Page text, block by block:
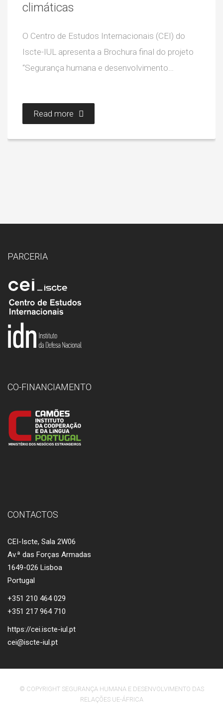
climáticas
O Centro de Estudos Internacionais (CEI) do
Iscte-IUL apresenta a Brochura final do projeto
“Segurança humana e desenvolvimento…
Read more
PARCERIA
CO-FINANCIAMENTO
CONTACTOS
CEI-Iscte, Sala 2W06
Av.ª das Forças Armadas
1649-026 Lisboa
Portugal
+351 210 464 029
+351 217 964 710
https://cei.iscte-iul.pt
cei@iscte-iul.pt
© COPYRIGHT SEGURANÇA HUMANA E DESENVOLVIMENTO DAS
RELAÇÕES UE-ÁFRICA